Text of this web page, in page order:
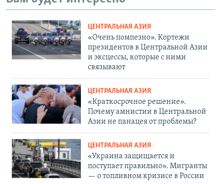
ЦЕНТРАЛЬНАЯ АЗИЯ
«Очень помпезно». Кортежи
президентов в Центральной Азии
и эксцессы, которые с ними
связывают
ЦЕНТРАЛЬНАЯ АЗИЯ
«Краткосрочное решение».
Почему амнистии в Центральной
Азии не панацея от проблемы?
ЦЕНТРАЛЬНАЯ АЗИЯ
«Украина защищается и
поступает правильно». Мигранты
— о топливном кризисе в России